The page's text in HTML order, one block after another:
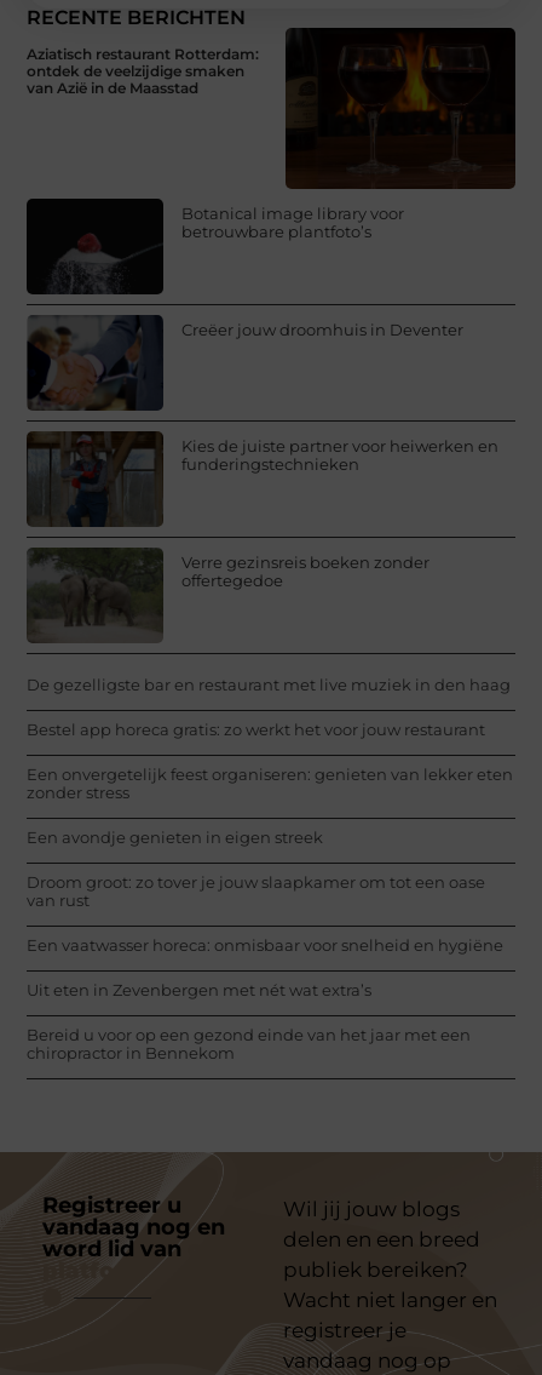
RECENTE BERICHTEN
Aziatisch restaurant Rotterdam:
ontdek de veelzijdige smaken
van Azië in de Maasstad
Botanical image library voor
betrouwbare plantfoto’s
Creëer jouw droomhuis in Deventer
Kies de juiste partner voor heiwerken en
funderingstechnieken
Verre gezinsreis boeken zonder
offertegedoe
De gezelligste bar en restaurant met live muziek in den haag
Bestel app horeca gratis: zo werkt het voor jouw restaurant
Een onvergetelijk feest organiseren: genieten van lekker eten
zonder stress
Een avondje genieten in eigen streek
Droom groot: zo tover je jouw slaapkamer om tot een oase
van rust
Een vaatwasser horeca: onmisbaar voor snelheid en hygiëne
Uit eten in Zevenbergen met nét wat extra’s
Bereid u voor op een gezond einde van het jaar met een
chiropractor in Bennekom
Registreer u
vandaag nog en
word lid van
platform
Wil jij jouw blogs
delen en een breed
publiek bereiken?
Wacht niet langer en
registreer je
vandaag nog op